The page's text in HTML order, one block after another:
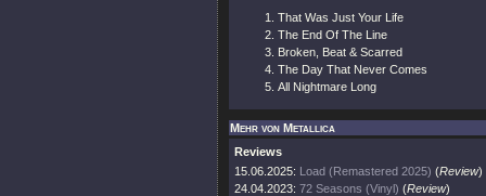
That Was Just Your Life
The End Of The Line
Broken, Beat & Scarred
The Day That Never Comes
All Nightmare Long
Mehr von Metallica
Reviews
15.06.2025: Load (Remastered 2025) (Review)
24.04.2023: 72 Seasons (Vinyl) (Review)